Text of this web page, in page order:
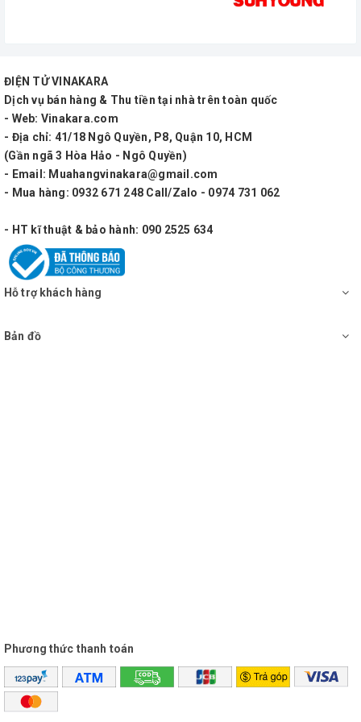
Tần số: 667.50 – 696.00Mhz
Số kênh: tối đa 48 (có thể thay đổi ngẫu nhiên cho
mỗi lần kết nối)
Tần số ổn định: +/-10 ppm
ĐIỆN TỬ VINAKARA
Dịch vụ bán hàng & Thu tiền tại nhà trên toàn quốc
- Web: Vinakara.com
- Địa chỉ: 41/18 Ngô Quyền, P8, Quận 10, HCM
(Gần ngã 3 Hòa Hảo - Ngô Quyền)
- Email: Muahangvinakara@gmail.com
- Mua hàng: 0932 671 248 Call/Zalo - 0974 731 062
- HT kĩ thuật & bảo hành: 090 2525 634
Hỗ trợ khách hàng
Bản đồ
Phương thức thanh toán